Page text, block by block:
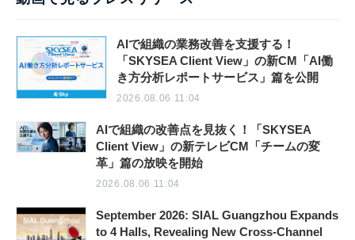
AIで組織の業務改善を支援する！
「SKYSEA Client View」の新CM「AI働
き方分析レポートサービス」篇を公開
2026.08.06 11:04
AIで組織の改善点を見抜く！「SKYSEA
Client View」の新テレビCM「チームの変
革」篇の放映を開始
2026.08.06 11:04
September 2026: SIAL Guangzhou Expands
to 4 Halls, Revealing New Cross-Channel